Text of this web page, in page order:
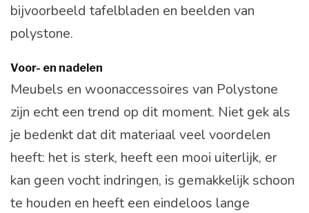
bijvoorbeeld tafelbladen en beelden van
polystone.
Voor- en nadelen
Meubels en woonaccessoires van Polystone
zijn echt een trend op dit moment. Niet gek als
je bedenkt dat dit materiaal veel voordelen
heeft: het is sterk, heeft een mooi uiterlijk, er
kan geen vocht indringen, is gemakkelijk schoon
te houden en heeft een eindeloos lange